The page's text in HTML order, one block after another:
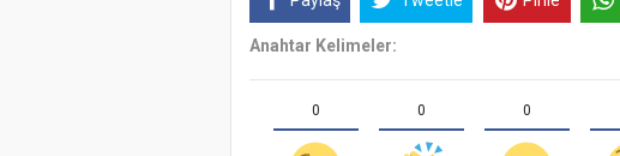
Anahtar Kelimeler:
0 0 0